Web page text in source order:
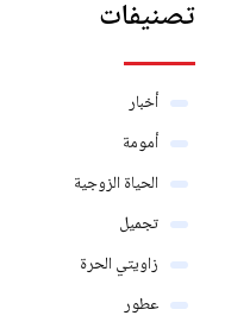
تصنيفات
أخبار
أمومة
الحياة الزوجية
تجميل
زاويتي الحرة
عطور